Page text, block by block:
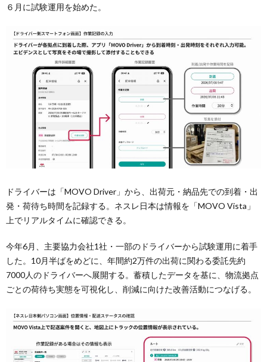
６月に試験運用を始めた。
ドライバーは「MOVO Driver」から、出荷元・納品先での到着・出
発・荷待ち時間を記録する。ネスレ日本は情報を「MOVO Vista」
上でリアルタイムに確認できる。
今年6月、主要協力会社1社・一部のドライバーから試験運用に着手
した。10月半ばをめどに、年間約2万件の出荷に関わる委託先約
7000人のドライバーへ展開する。蓄積したデータを基に、物流拠点
ごとの荷待ち実態を可視化し、削減に向けた改善活動につなげる。